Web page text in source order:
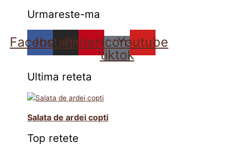
Urmareste-ma
Facebook
Instagram
Pinterest
Icon-
tiktok
Youtube
Ultima reteta
Salata de ardei copti
Top retete